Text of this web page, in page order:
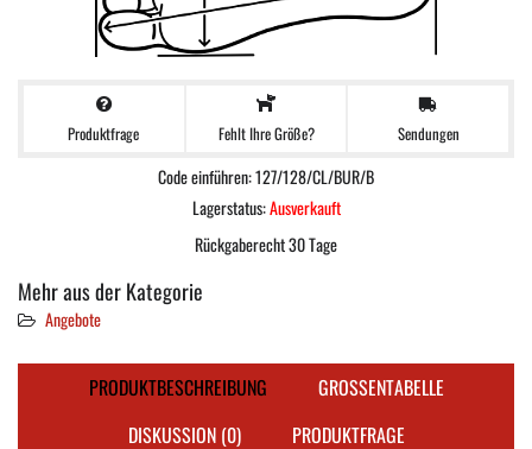
Produktfrage Fehlt Ihre Größe? Sendungen
Code einführen: 127/128/CL/BUR/B
Lagerstatus:Ausverkauft
Rückgaberecht 30 Tage
Mehr aus der Kategorie
Angebote
PRODUKTBESCHREIBUNG
GROSSENTABELLE
DISKUSSION (0)
PRODUKTFRAGE